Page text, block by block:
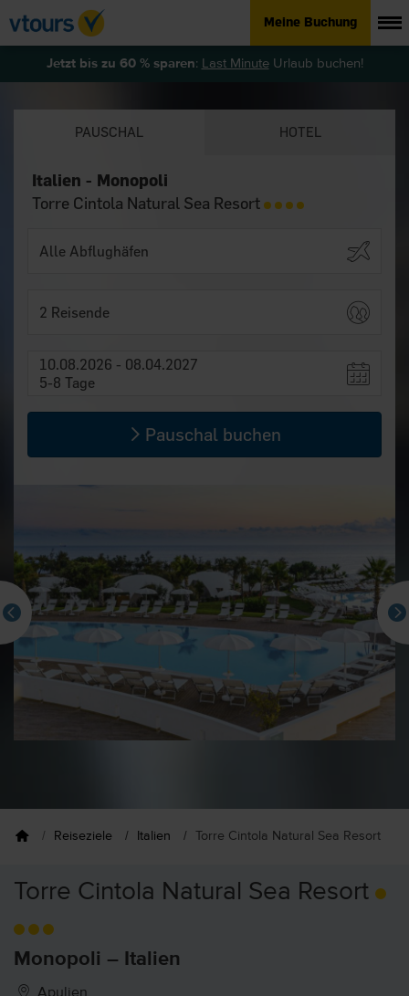
Meine Buchung
Jetzt bis zu 60 % sparen: Last MinuteUrlaub buchen!
PAUSCHAL HOTEL
Italien - Monopoli
Torre Cintola Natural Sea Resort
2 Reisende
10.08.2026 - 08.04.2027
5-8 Tage
Pauschal buchen
Reiseziele Italien Torre Cintola Natural Sea Resort
Torre Cintola Natural Sea Resort
Monopoli – Italien